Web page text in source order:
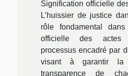
Signification officielle
L’huissier de justice
rôle fondamental
officielle des actes
processus encadré par
visant à garantir
transparence de